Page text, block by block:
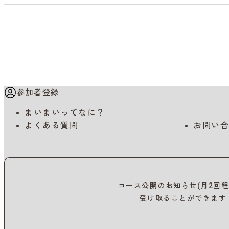
参加者登録
まいまいってなに？
よくある質問
お問い
コース公開のお知らせ(月2回
受け取ることができます